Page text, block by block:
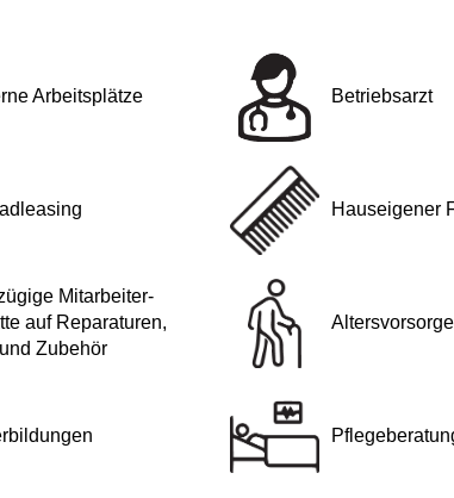
Arbeitsplätze Betriebsarzt
Hauseigener
Mitarbeiter-
auf Reparaturen,
Zubehör